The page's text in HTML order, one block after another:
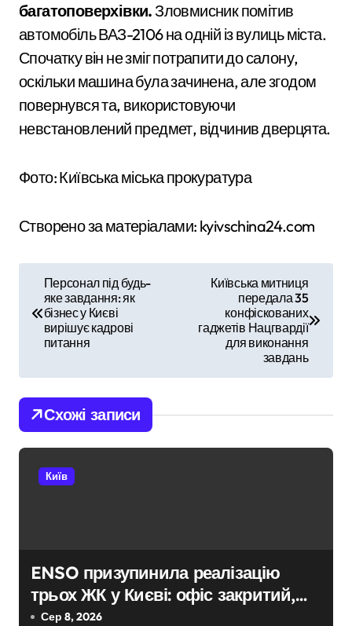
багатоповерхівки.Зловмисник помітив
автомобіль ВАЗ-2106 на одній із вулиць міста.
Спочатку він не зміг потрапити до салону,
оскільки машина була зачинена, але згодом
повернувся та, використовуючи
невстановлений предмет, відчинив дверцята.
Фото: Київська міська прокуратура
Створено за матеріалами: kyivschina24.com
і
г
а
а
Персонал під будь-
яке завдання: як
бізнес у Києві
вирішує кадрові
питання
Київська митниця
передала 35
конфіскованих
гаджетів Нацгвардії
для виконання
завдань
Схожі записи
Київ
ENSO призупинила реалізацію
трьох ЖК у Києві: офіс закритий,
телефони мовчать, керівник
Сер 8, 2026